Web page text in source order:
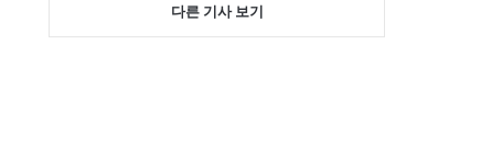
다른 기사 보기